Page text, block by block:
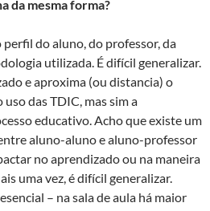
da mesma forma?
do aluno, do professor, da
utilizada. É difícil generalizar.
e aproxima (ou distancia) o
das TDIC, mas sim a
educativo. Acho que existe um
aluno-aluno e aluno-professor
no aprendizado ou na maneira
uma vez, é difícil generalizar.
– na sala de aula há maior